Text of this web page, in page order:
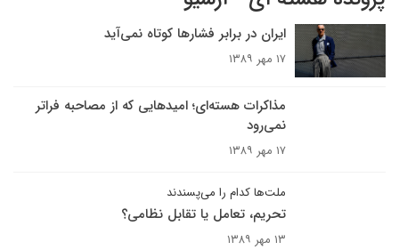
ایران در برابر فشارها کوتاه نمی‌آید
۱۷ مهر ۱۳۸۹
مذاکرات هسته‌اى؛ اميدهايى که از مصاحبه فراتر
نمى‌رود
۱۷ مهر ۱۳۸۹
ملت‌ها کدام را می‌پسندند
تحریم، تعامل یا تقابل نظامی‌؟
۱۳ مهر ۱۳۸۹